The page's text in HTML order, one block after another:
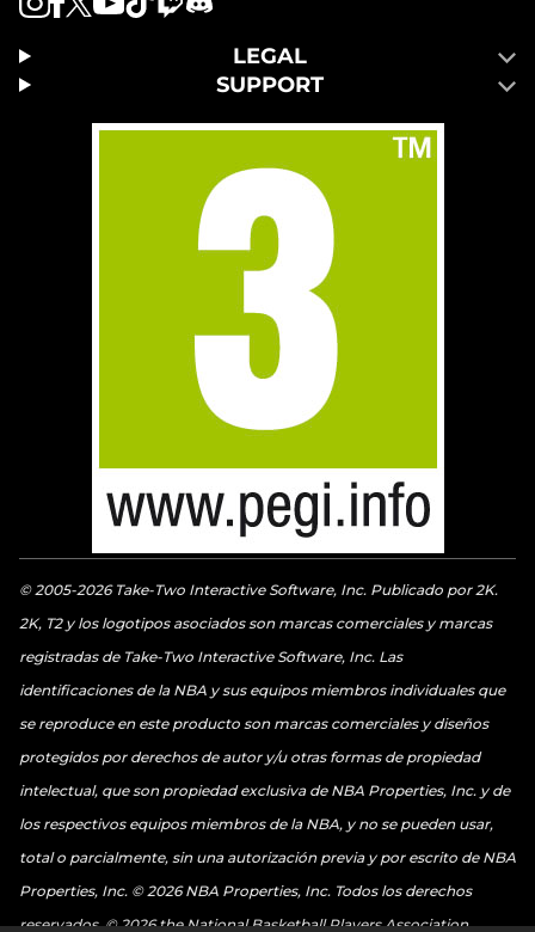
LEGAL
SUPPORT
© 2005-2026 Take-Two Interactive Software, Inc. Publicado por 2K.
2K, T2 y los logotipos asociados son marcas comerciales y marcas
registradas de Take-Two Interactive Software, Inc. Las
identificaciones de la NBA y sus equipos miembros individuales que
se reproduce en este producto son marcas comerciales y diseños
protegidos por derechos de autor y/u otras formas de propiedad
intelectual, que son propiedad exclusiva de NBA Properties, Inc. y de
los respectivos equipos miembros de la NBA, y no se pueden usar,
total o parcialmente, sin una autorización previa y por escrito de NBA
Properties, Inc. © 2026 NBA Properties, Inc. Todos los derechos
reservados. © 2026 the National Basketball Players Association.